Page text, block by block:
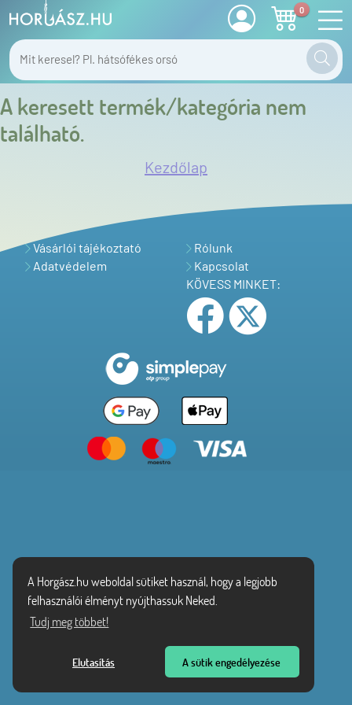
A Horgász.hu weboldal sütiket használ, hogy a legjobb
felhasználói élményt nyújthassuk Neked.
Tudj meg többet!
Elutasítás A sütik engedélyezése
0
A keresett termék/kategória nem
található.
Kezdőlap
Vásárlói tájékoztató
Adatvédelem
Rólunk
Kapcsolat
KÖVESS MINKET: